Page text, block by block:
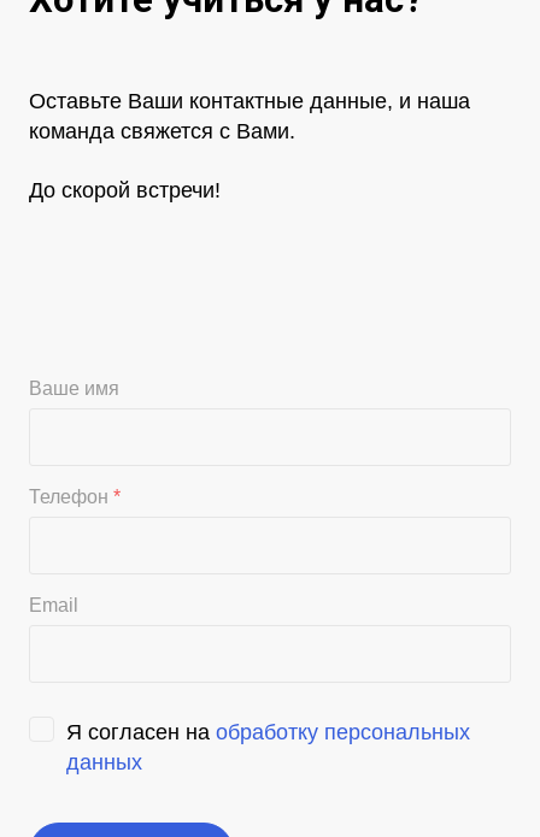
Оставьте Ваши контактные данные, и наша
команда свяжется с Вами.
До скорой встречи!
Ваше имя
Телефон *
Email
Я согласен на обработку персональных
данных